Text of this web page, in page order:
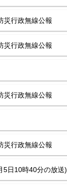
行政無線公報
行政無線公報
行政無線公報
行政無線公報
5日10時40分の放送)